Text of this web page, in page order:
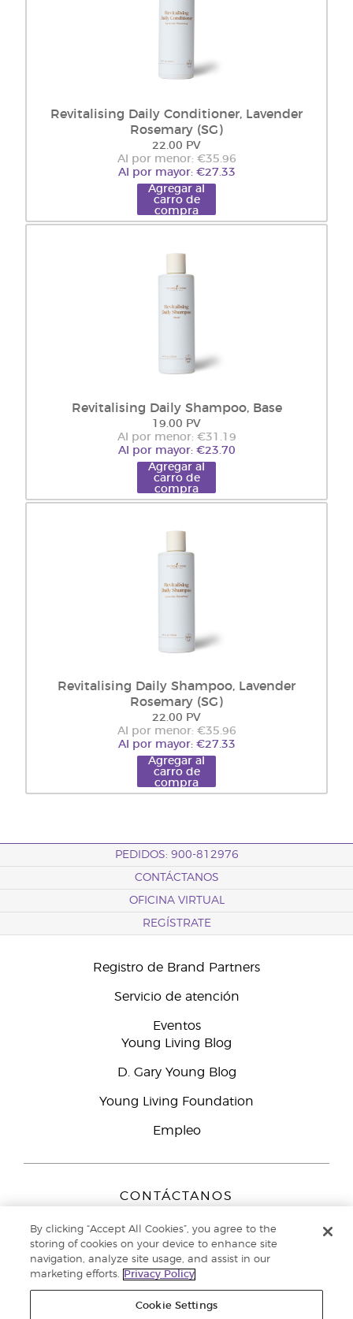
Revitalising Daily Conditioner, Lavender
Rosemary (SG)
22.00 PV
Al por menor: €35.96
Al por mayor: €27.33
Agregar al
carro de
compra
Revitalising Daily Shampoo, Base
19.00 PV
Al por menor: €31.19
Al por mayor: €23.70
Agregar al
carro de
compra
Revitalising Daily Shampoo, Lavender
Rosemary (SG)
22.00 PV
Al por menor: €35.96
Al por mayor: €27.33
Agregar al
carro de
compra
PEDIDOS: 900-812976
CONTÁCTANOS
OFICINA VIRTUAL
REGÍSTRATE
Registro de Brand Partners
Servicio de atención
Eventos
Young Living Blog
D. Gary Young Blog
Young Living Foundation
Empleo
CONTÁCTANOS
Peizerweg 97
9727 AJ Groningen
Netherlands
Servicio de atención:900-812976
By clicking “Accept All Cookies”, you agree to the
storing of cookies on your device to enhance site
navigation, analyze site usage, and assist in our
marketing efforts.
Privacy Policy
Cookie Settings